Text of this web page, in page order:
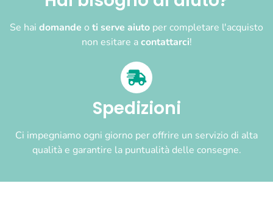
Se hai domande o ti serve aiuto per completare l'acquisto
non esitare acontattarci!
Spedizioni
Ci impegniamo ogni giorno per offrire un servizio di alta
qualità e garantire la puntualità delle consegne.